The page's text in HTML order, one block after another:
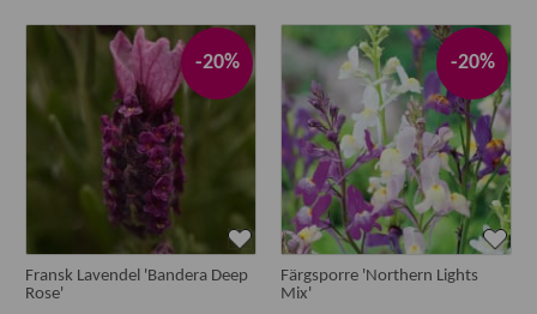
-20%
Fransk Lavendel 'Bandera Deep
Rose'
-20%
Färgsporre 'Northern Lights
Mix'